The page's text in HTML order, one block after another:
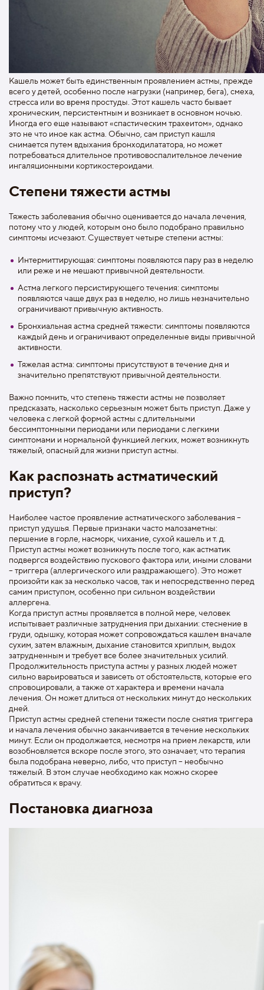
Кашель может быть единственным проявлением астмы, прежде
всего у детей, особенно после нагрузки (например, бега), смеха,
стресса или во время простуды. Этот кашель часто бывает
хроническим, персистентным и возникает в основном ночью.
Иногда его еще называют «спастическим трахеитом», однако
это не что иное как астма. Обычно, сам приступ кашля
снимается путем вдыхания бронходилататора, но может
потребоваться длительное противовоспалительное лечение
ингаляционными кортикостероидами.
Степени тяжести астмы
Тяжесть заболевания обычно оценивается до начала лечения,
потому что у людей, которым оно было подобрано правильно
симптомы исчезают. Существует четыре степени астмы:
Интермиттирующая: симптомы появляются пару раз в неделю
или реже и не мешают привычной деятельности.
Астма легкого персистирующего течения: симптомы
появляются чаще двух раз в неделю, но лишь незначительно
ограничивают привычную активность.
Бронхиальная астма средней тяжести: симптомы появляются
каждый день и ограничивают определенные виды привычной
активности.
Тяжелая астма: симптомы присутствуют в течение дня и
значительно препятствуют привычной деятельности.
Важно помнить, что степень тяжести астмы не позволяет
предсказать, насколько серьезным может быть приступ. Даже у
человека с легкой формой астмы с длительными
бессимптомными периодами или периодами с легкими
симптомами и нормальной функцией легких, может возникнуть
тяжелый, опасный для жизни приступ астмы.
Как распознать астматический
приступ?
Наиболее частое проявление астматического заболевания –
приступ удушья. Первые признаки часто малозаметны:
першение в горле, насморк, чихание, сухой кашель и т. д.
Приступ астмы может возникнуть после того, как астматик
подвергся воздействию пускового фактора или, иными словами
– триггера (аллергического или раздражающего). Это может
произойти как за несколько часов, так и непосредственно перед
самим приступом, особенно при сильном воздействии
аллергена.
Когда приступ астмы проявляется в полной мере, человек
испытывает различные затруднения при дыхании: стеснение в
груди, одышку, которая может сопровождаться кашлем вначале
сухим, затем влажным, дыхание становится хриплым, выдох
затрудненным и требует все более значительных усилий.
Продолжительность приступа астмы у разных людей может
сильно варьироваться и зависеть от обстоятельств, которые его
спровоцировали, а также от характера и времени начала
лечения. Он может длиться от нескольких минут до нескольких
дней.
Приступ астмы средней степени тяжести после снятия триггера
и начала лечения обычно заканчивается в течение нескольких
минут. Если он продолжается, несмотря на прием лекарств, или
возобновляется вскоре после этого, это означает, что терапия
была подобрана неверно, либо, что приступ – необычно
тяжелый. В этом случае необходимо как можно скорее
обратиться к врачу.
Постановка диагноза